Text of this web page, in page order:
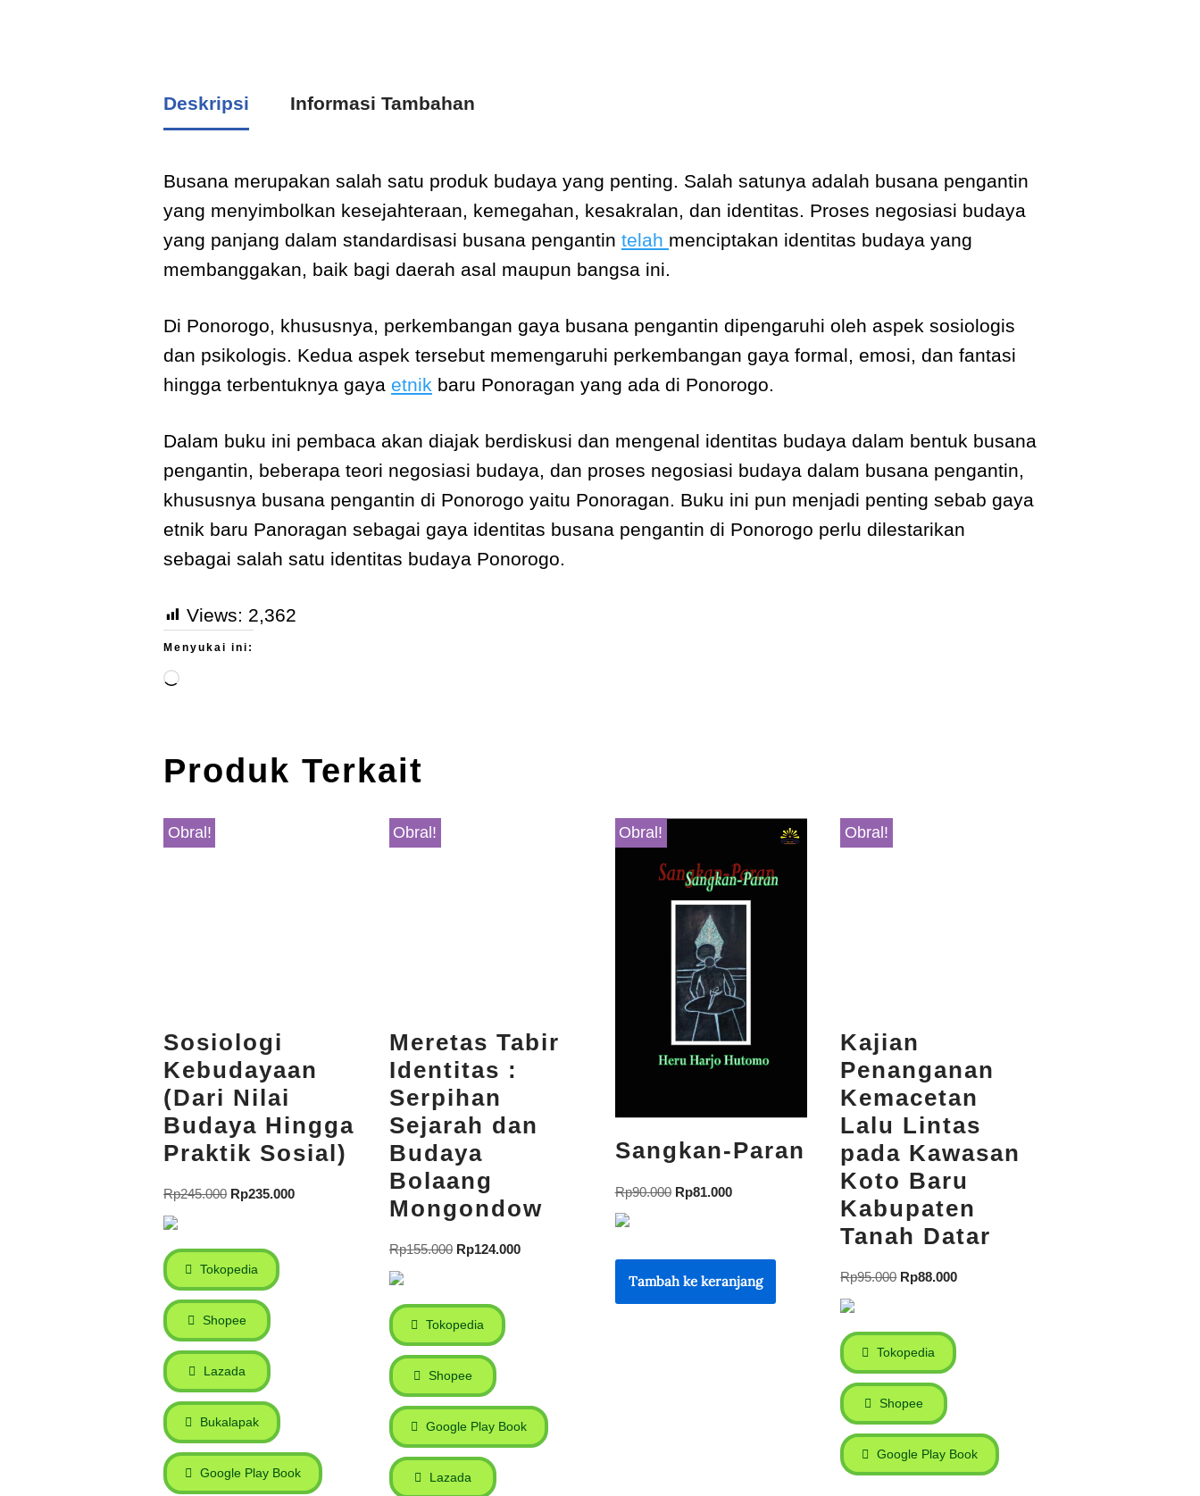
Deskripsi Informasi Tambahan
Busana merupakan salah satu produk budaya yang penting. Salah satunya adalah busana pengantin
yang menyimbolkan kesejahteraan, kemegahan, kesakralan, dan identitas. Proses negosiasi budaya
yang panjang dalam standardisasi busana pengantin telah menciptakan identitas budaya yang
membanggakan, baik bagi daerah asal maupun bangsa ini.
Di Ponorogo, khususnya, perkembangan gaya busana pengantin dipengaruhi oleh aspek sosiologis
dan psikologis. Kedua aspek tersebut memengaruhi perkembangan gaya formal, emosi, dan fantasi
hingga terbentuknya gaya etnik baru Ponoragan yang ada di Ponorogo.
Dalam buku ini pembaca akan diajak berdiskusi dan mengenal identitas budaya dalam bentuk busana
pengantin, beberapa teori negosiasi budaya, dan proses negosiasi budaya dalam busana pengantin,
khususnya busana pengantin di Ponorogo yaitu Ponoragan. Buku ini pun menjadi penting sebab gaya
etnik baru Panoragan sebagai gaya identitas busana pengantin di Ponorogo perlu dilestarikan
sebagai salah satu identitas budaya Ponorogo.
Views: 2,362
Menyukai ini:
Produk Terkait
Obral!
Sosiologi
Kebudayaan
(Dari Nilai
Budaya Hingga
Praktik Sosial)
Rp245.000 Rp235.000
Tokopedia
Shopee
Lazada
Bukalapak
Google Play Book
Obral!
Meretas Tabir
Identitas :
Serpihan
Sejarah dan
Budaya
Bolaang
Mongondow
Rp155.000 Rp124.000
Tokopedia
Shopee
Google Play Book
Lazada
Obral!
Sangkan-Paran
Rp90.000 Rp81.000
Tambah ke keranjang
Obral!
Kajian
Penanganan
Kemacetan
Lalu Lintas
pada Kawasan
Koto Baru
Kabupaten
Tanah Datar
Rp95.000 Rp88.000
Tokopedia
Shopee
Google Play Book